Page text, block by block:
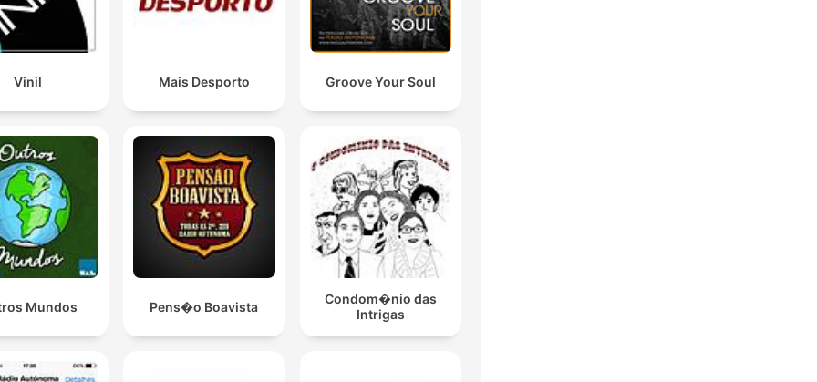
Vinil Mais Desporto Groove Your Soul
Mundos Pens�o Boavista
Condom�nio das
Intrigas